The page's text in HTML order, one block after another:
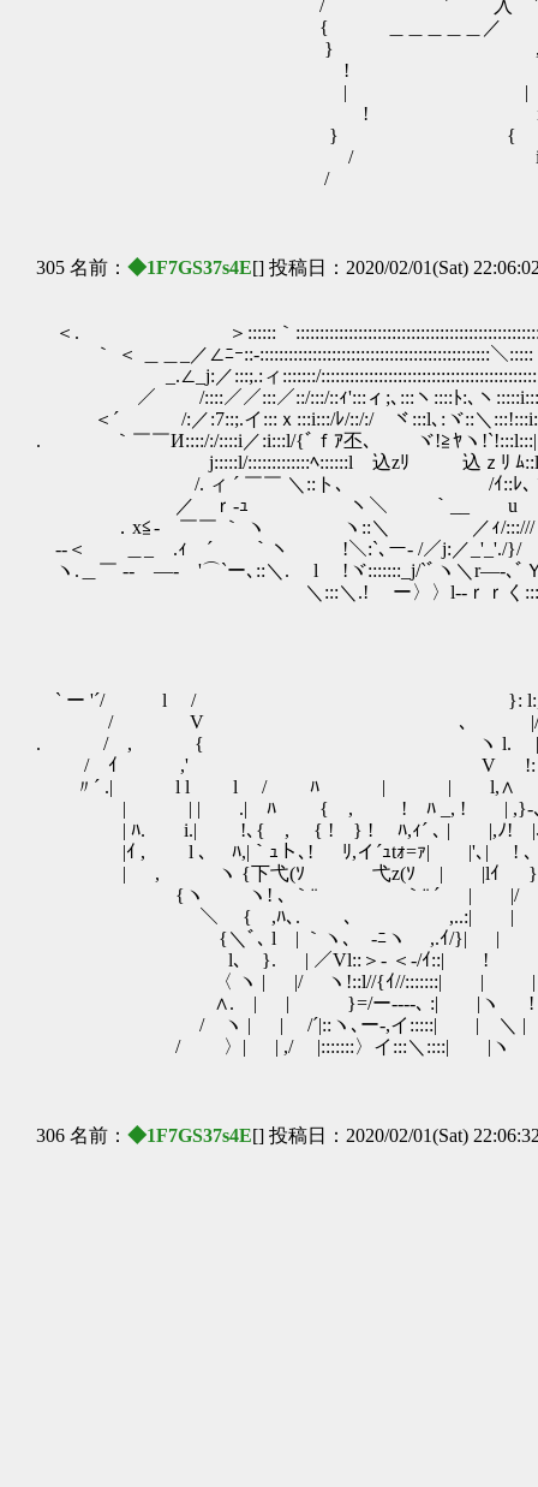
/ ￣￣￣￣´ 入 ` ´
{ ＿＿＿＿＿／ / （ 言葉は
} ,.＿
!
| |
!
} { ｻﾞｻ
/ i
/
305 名前： ◆1F7GS37s4E[] 投稿日：2020/02/01(Sat)
＜. ＞::::::｀
｀ ＜ ＿＿_／∠ﾆｰ::-::::::::::::::::::::::::::::::::::::::::::::::::＼
_.∠_j:／:::;.:ィ:::::::/::::::::::::::::::::::::::::::::::::::::::::::
／ /::::／／:::／::/:::/::ｨ':::ィ;､:::ヽ::::ﾄ:､ヽ:::::i::::
＜´ /:／:7::;.イ:::ｘ:::i:::/ﾚ/::/:/ ヾ:::l､:ヾ::＼
. ｀￣￣И::::/:/::::i／:i:::l/{ﾞｆｱ丕､ ヾ!≧ﾔヽ
j:::::l/:::::::::::::ﾍ::::::lゝ込zﾘ 込
/. ィ ´ ￣￣ ＼::ト､ /ｲ::ﾚ､
／ ｒ‐ｭ ヽ＼ ｀__ u .ｲ/:::/
．x≦‐ ￣￣ ｀ ヽ ヽ::＼ ／ｨ/:::///
--＜ ＿_ .ｨ ´￣￣｀ヽ !＼:`､ー‐ /／j:／_'_'./}/
ヽ.＿￣ -- ―‐ '⌒`ー､::＼. l !ヾ:::::::_j/`ﾞヽ＼r―‐､ﾞＹ
＼:::＼.! ー〉〉l--ｒｒく:::::::＼
` ー '´/ l / }: l:,- ､―､
/ V ､ |/: }///
. / , { ヽ l. |/: l､////
/ ｲ ,' V !: ｲ: ＼
〃´ .| l l l / ﾊ | | l,∧ ｀ヽ
| | | .| ﾊ { , ! ﾊ _, ! | ,}-､: : ｀ヽ､/_＼
| ﾊ. i.| !､{ , { ! } ! ﾊ,ｨ´ ､ | |,ﾉ!
|ｲ , l ､ ﾊ,|｀ｭト､! ﾘ,イ´ｭtｫ=ｧ| |'
| , ヽ {下弋(ｿ 弋z(ｿ | |lｲ }､＼ ヽ （
{ヽ ヽ! ､ ｀¨ ｀¨ ´ | |/
＼ { ,ﾊ､. ､ ,..:| | !
{＼ﾞ､ l | ｀ヽ､ -ﾆヽ ,.
l､ }. | ／Vl::＞- ＜-/ｲ::| !
〈 ヽ | |/ ヽ!::l//{ｲ//
∧. | | }=/ー----､ :| |
/ ヽ | | /´|::ヽ､ー‐,イ:::::|
/ 〉| | ,/ |:::::::〉イ:::＼
306 名前： ◆1F7GS37s4E[] 投稿日：2020/02/01(Sat)